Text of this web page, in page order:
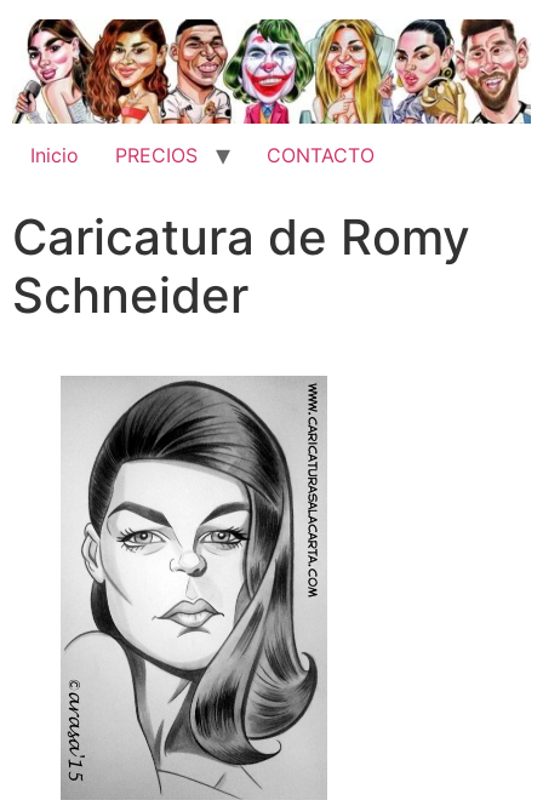
Inicio PRECIOS CONTACTO
Caricatura de Romy
Schneider